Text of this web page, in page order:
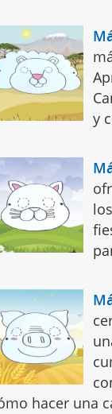
y
hacer una